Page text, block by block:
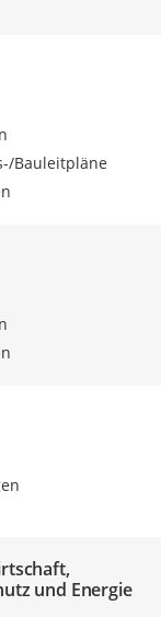
Bauleitpläne
und Energie